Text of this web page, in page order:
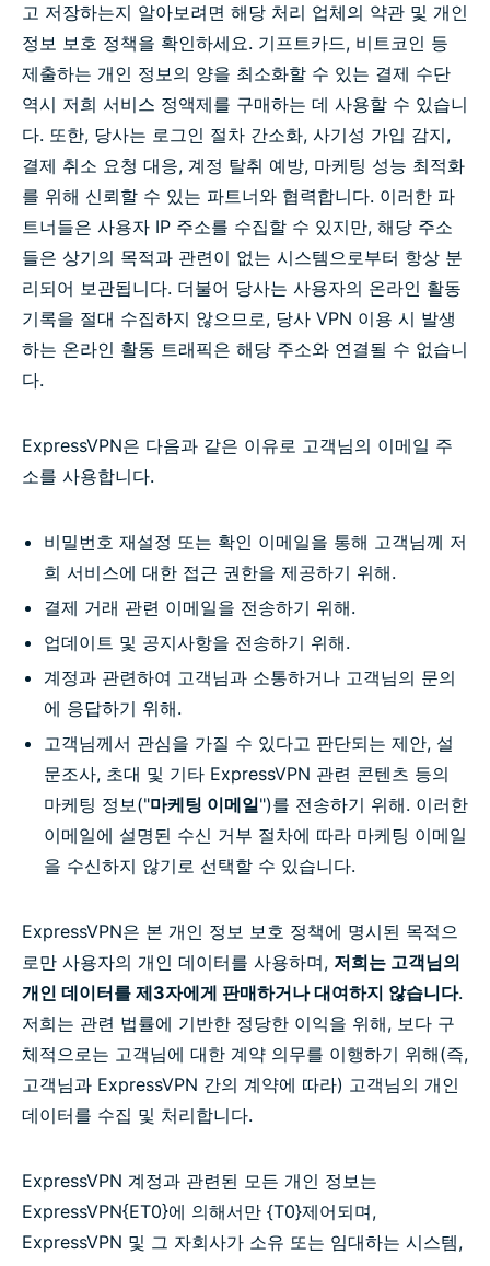
고 저장하는지 알아보려면 해당 처리 업체의 약관 및 개인
정보 보호 정책을 확인하세요. 기프트카드, 비트코인 등
제출하는 개인 정보의 양을 최소화할 수 있는 결제 수단
역시 저희 서비스 정액제를 구매하는 데 사용할 수 있습니
다. 또한, 당사는 로그인 절차 간소화, 사기성 가입 감지,
결제 취소 요청 대응, 계정 탈취 예방, 마케팅 성능 최적화
를 위해 신뢰할 수 있는 파트너와 협력합니다. 이러한 파
트너들은 사용자 IP 주소를 수집할 수 있지만, 해당 주소
들은 상기의 목적과 관련이 없는 시스템으로부터 항상 분
리되어 보관됩니다. 더불어 당사는 사용자의 온라인 활동
기록을 절대 수집하지 않으므로, 당사 VPN 이용 시 발생
하는 온라인 활동 트래픽은 해당 주소와 연결될 수 없습니
다.
ExpressVPN은 다음과 같은 이유로 고객님의 이메일 주
소를 사용합니다.
비밀번호 재설정 또는 확인 이메일을 통해 고객님께 저
희 서비스에 대한 접근 권한을 제공하기 위해.
결제 거래 관련 이메일을 전송하기 위해.
업데이트 및 공지사항을 전송하기 위해.
계정과 관련하여 고객님과 소통하거나 고객님의 문의
에 응답하기 위해.
고객님께서 관심을 가질 수 있다고 판단되는 제안, 설
문조사, 초대 및 기타 ExpressVPN 관련 콘텐츠 등의
마케팅 정보("마케팅 이메일")를 전송하기 위해. 이러한
이메일에 설명된 수신 거부 절차에 따라 마케팅 이메일
을 수신하지 않기로 선택할 수 있습니다.
ExpressVPN은 본 개인 정보 보호 정책에 명시된 목적으
로만 사용자의 개인 데이터를 사용하며, 저희는 고객님의
개인 데이터를 제3자에게 판매하거나 대여하지 않습니다.
저희는 관련 법률에 기반한 정당한 이익을 위해, 보다 구
체적으로는 고객님에 대한 계약 의무를 이행하기 위해(즉,
고객님과 ExpressVPN 간의 계약에 따라) 고객님의 개인
데이터를 수집 및 처리합니다.
ExpressVPN 계정과 관련된 모든 개인 정보는
ExpressVPN{ET0}에 의해서만 {T0}제어되며,
ExpressVPN 및 그 자회사가 소유 또는 임대하는 시스템,